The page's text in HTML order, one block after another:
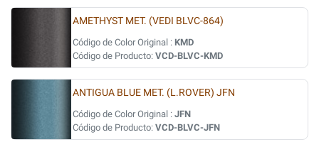
AMETHYST MET. (VEDI BLVC-864)
Código de Color Original : KMD
Código de Producto: VCD-BLVC-KMD
ANTIGUA BLUE MET. (L.ROVER) JFN
Código de Color Original : JFN
Código de Producto: VCD-BLVC-JFN